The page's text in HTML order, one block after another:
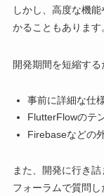
しかし、高度な機
かることもあります
開発期間を短縮する
事前に詳細な仕
FlutterFlowのテ
Firebaseなどの
また、開発に行き
フォーラムで質問